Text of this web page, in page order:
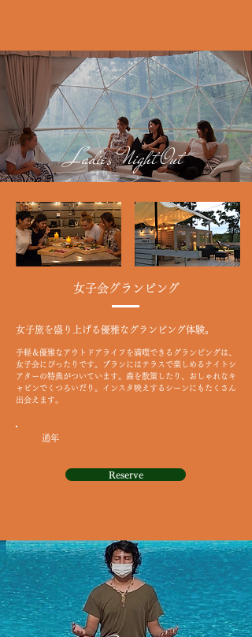
Ladies Night Out
女子会グランピング
手軽＆優雅なアウトドアライフを満喫できるグランピングは、
女子会にぴったりです。プランにはテラスで楽しめるナイトシ
アターの特典がついています。森を散策したり、おしゃれなキ
ャビンでくつろいだり。インスタ映えするシーンにもたくさん
出会えます。
通年
女子旅を盛り上げる優雅なグランピング体験。
Reserve